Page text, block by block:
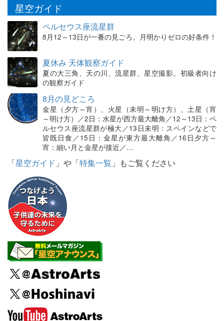
星空ガイド
ペルセウス座流星群
8月12～13日が一番の見ごろ。月明かりゼロの好条件！
夏休み 天体観察ガイド
夏の大三角、天の川、流星群、星空撮影。初級者向け
の観察ガイド
8月の見どころ
金星（夕方～宵）、火星（未明～明け方）、土星（宵
～明け方）／2日：水星が西方最大離角／12～13日：ペ
ルセウス座流星群が極大／13日未明：スペインなどで
皆既日食／15日：金星が東方最大離角／16日夕方～
宵：細い月と金星が接近／…
「星空ガイド 」や「特集一覧 」もご覧ください